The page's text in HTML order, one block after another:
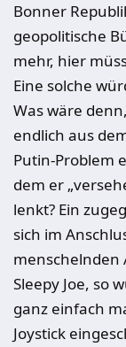
Bonner
geopolitische
mehr, hier
Eine solche
Was wäre
endlich aus
Putin-Problem
dem er
lenkt? Ein
sich im
menschelnden
Sleepy Joe, so
ganz einfach
Joystick